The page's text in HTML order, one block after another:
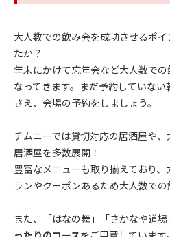
大人数での飲み会を成功させるポ
たか？
年末にかけて忘年会など大人数で
なってきます。まだ予約していな
さえ、会場の予約をしましょう。
チムニーでは貸切対応の居酒屋や
居酒屋を多数展開！
豊富なメニューも取り揃えており
ランやクーポンあるため大人数での
また、「はなの舞」「さかなや道